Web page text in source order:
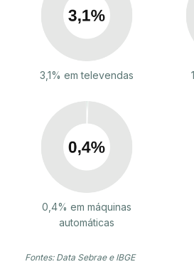
3,1% em televendas
0,4% em máquinas
automáticas
Fontes: Data Sebrae e IBGE